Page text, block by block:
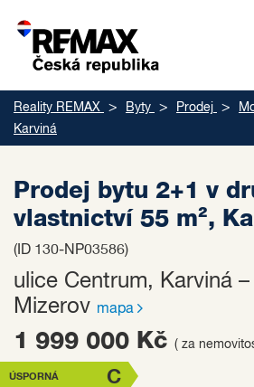
Reality REMAX Byty Prodej
Karviná
Prodej bytu 2+1 v
vlastnictví 55 m²,
(ID 130-NP03586)
ulice Centrum, Karviná
Mizerov mapa
1 999 000 Kč ( za
C
ÚSPORNÁ